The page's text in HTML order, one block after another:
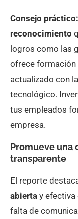
Consejo práctico:
reconocimiento
logros como las
ofrece formación
actualizado con
tecnológico.
tus empleados
empresa.
Promueve una
transparente
El reporte
abierta y efectiva
falta de